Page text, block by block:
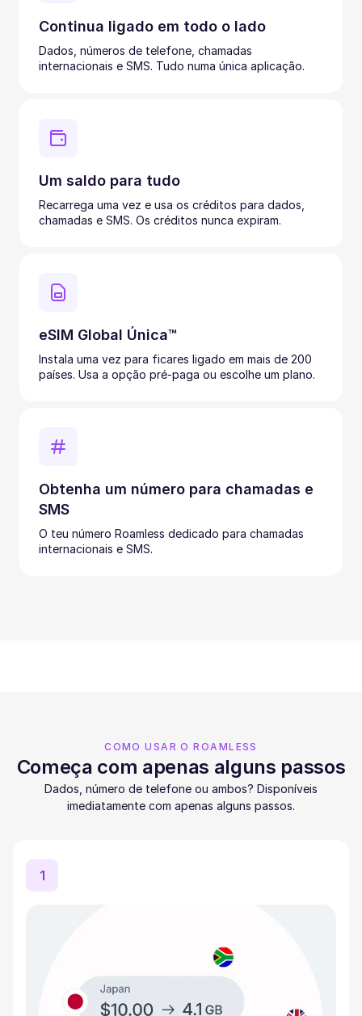
Continua ligado em todo o lado
Dados, números de telefone, chamadas
internacionais e SMS. Tudo numa única aplicação.
Um saldo para tudo
Recarrega uma vez e usa os créditos para dados,
chamadas e SMS. Os créditos nunca expiram.
eSIM Global Única™
Instala uma vez para ficares ligado em mais de 200
países. Usa a opção pré-paga ou escolhe um plano.
Obtenha um número para chamadas e
SMS
O teu número Roamless dedicado para chamadas
internacionais e SMS.
COMO USAR O ROAMLESS
Começa com apenas alguns passos
Dados, número de telefone ou ambos? Disponíveis
imediatamente com apenas alguns passos.
1